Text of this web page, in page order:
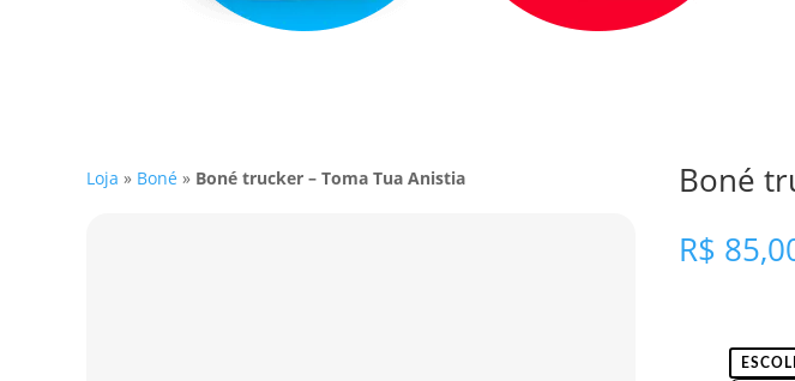
Loja » Boné » Boné trucker – Toma Tua Anistia
Boné
R$